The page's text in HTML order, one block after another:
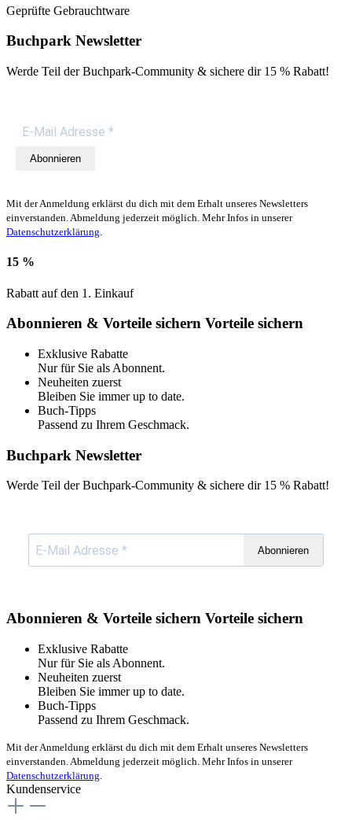
Geprüfte Gebrauchtware
Buchpark Newsletter
Werde Teil der Buchpark-Community & sichere dir 15 % Rabatt!
Abonnieren
Mit der Anmeldung erklärst du dich mit dem Erhalt unseres Newsletters
einverstanden. Abmeldung jederzeit möglich. Mehr Infos in unserer
Datenschutzerklärung.
15 %
Rabatt auf den 1. Einkauf
Abonnieren & Vorteile sichern Vorteile sichern
Exklusive Rabatte
Nur für Sie als Abonnent.
Neuheiten zuerst
Bleiben Sie immer up to date.
Buch-Tipps
Passend zu Ihrem Geschmack.
Buchpark Newsletter
Werde Teil der Buchpark-Community & sichere dir 15 % Rabatt!
Abonnieren
Abonnieren & Vorteile sichern Vorteile sichern
Exklusive Rabatte
Nur für Sie als Abonnent.
Neuheiten zuerst
Bleiben Sie immer up to date.
Buch-Tipps
Passend zu Ihrem Geschmack.
Mit der Anmeldung erklärst du dich mit dem Erhalt unseres Newsletters
einverstanden. Abmeldung jederzeit möglich. Mehr Infos in unserer
Datenschutzerklärung
Kundenservice